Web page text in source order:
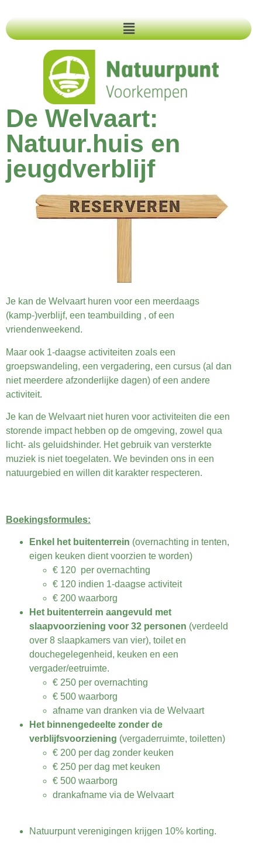
De Welvaart:
Natuur.huis en
jeugdverblijf
Je kan de Welvaart huren voor een meerdaags
(kamp-)verblijf, een teambuilding , of een
vriendenweekend.
Maar ook 1-daagse activiteiten zoals een
groepswandeling, een vergadering, een cursus (al dan
niet meerdere afzonderlijke dagen) of een andere
activiteit.
Je kan de Welvaart niet huren voor activiteiten die een
storende impact hebben op de omgeving, zowel qua
licht- als geluidshinder. Het gebruik van versterkte
muziek is niet toegelaten. We bevinden ons in een
natuurgebied en willen dit karakter respecteren.
Boekingsformules:
Enkel het buitenterrein (overnachting in tenten,
eigen keuken dient voorzien te worden)
€ 120 per overnachting
€ 120 indien 1-daagse activiteit
€ 200 waarborg
Het buitenterrein aangevuld met
slaapvoorziening voor 32 personen (verdeeld
over 8 slaapkamers van vier), toilet en
douchegelegenheid, keuken en een
vergader/eetruimte.
€ 250 per overnachting
€ 500 waarborg
afname van dranken via de Welvaart
Het binnengedeelte zonder de
verblijfsvoorziening (vergaderruimte, toiletten)
€ 200 per dag zonder keuken
€ 250 per dag met keuken
€ 500 waarborg
drankafname via de Welvaart
Natuurpunt verenigingen krijgen 10% korting.